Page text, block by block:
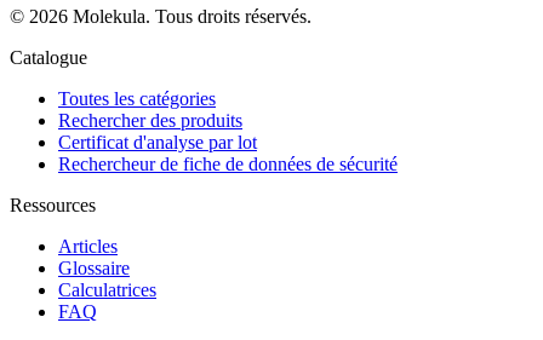
© 2026 Molekula. Tous droits réservés.
Catalogue
Toutes les catégories
Rechercher des produits
Certificat d'analyse par lot
Rechercheur de fiche de données de sécurité
Ressources
Articles
Glossaire
Calculatrices
FAQ